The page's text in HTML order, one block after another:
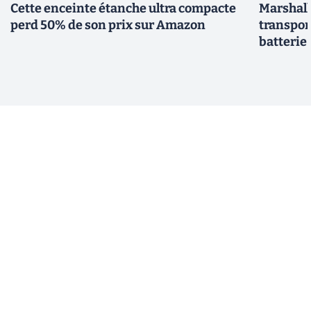
Cette enceinte étanche ultra compacte
perd 50% de son prix sur Amazon
batterie